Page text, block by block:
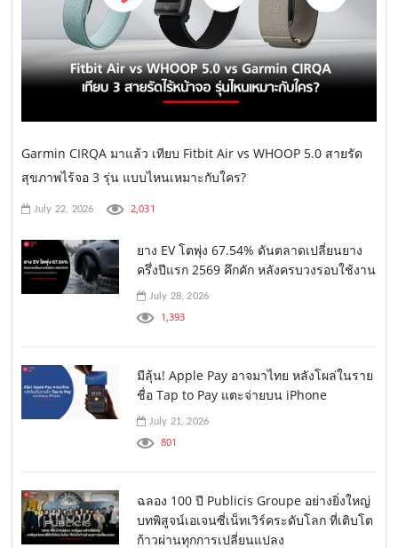
Garmin CIRQA มาแล้ว เทียบ Fitbit Air vs WHOOP 5.0 สายรัด
สุขภาพไร้จอ 3 รุ่น แบบไหนเหมาะกับใคร?
July 22, 2026 2,031
ยาง EV โตพุ่ง 67.54% ดันตลาดเปลี่ยนยาง
ครึ่งปีแรก 2569 คึกคัก หลังครบวงรอบใช้งาน
July 28, 2026
1,393
มีลุ้น! Apple Pay อาจมาไทย หลังโผล่ในราย
ชื่อ Tap to Pay แตะจ่ายบน iPhone
July 21, 2026
801
ฉลอง 100 ปี Publicis Groupe อย่างยิ่งใหญ่
บทพิสูจน์เอเจนซี่เน็ทเวิร์คระดับโลก ที่เติบโต
ก้าวผ่านทุกการเปลี่ยนแปลง